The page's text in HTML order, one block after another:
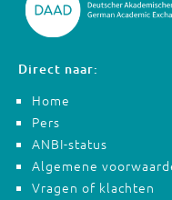
Direct naar:
Home
Pers
ANBI-status
Algemene
Vragen of klachten